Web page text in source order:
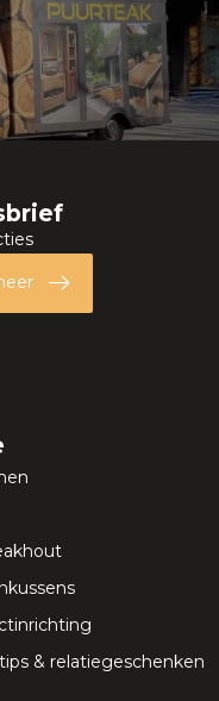
& relatiegeschenken